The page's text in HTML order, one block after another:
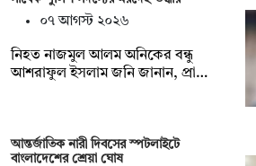
০৭ আগস্ট ২০২৬
‎নিহত নাজমুল আলম অনিকের বন্ধু
আশরাফুল ইসলাম জনি জানান, প্রা…
আন্তর্জাতিক নারী দিবসের স্পটলাইটে
বাংলাদেশের শ্রেয়া ঘোষ